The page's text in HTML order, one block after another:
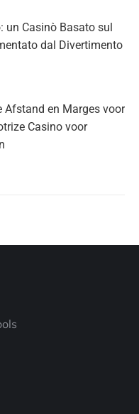
un Casinò Basato sul
dal Divertimento
Afstand en Marges voor
Casino voor